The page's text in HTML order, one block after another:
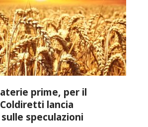
prime, per il
lancia
sulle speculazioni